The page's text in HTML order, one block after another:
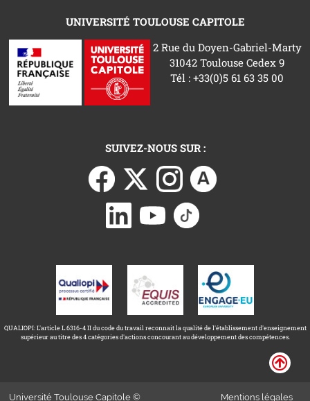
UNIVERSITÉ TOULOUSE CAPITOLE
2 Rue du Doyen-Gabriel-Marty
31042 Toulouse Cedex 9
Tél : +33(0)5 61 63 35 00
SUIVEZ-NOUS SUR :
QUALIOPI: L'article L.6316-4 II du code du travail reconnait la qualité de l'établissement d'enseignement
supérieur au titre des 4 catégories d'actions concourant au développement des compétences.
Université Toulouse Capitole © Mentions légales